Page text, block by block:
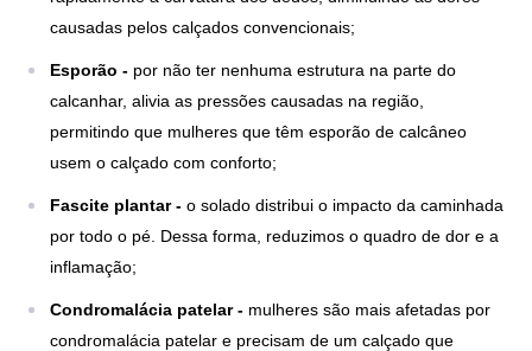
causadas pelos calçados convencionais;
Esporão - por não ter nenhuma estrutura na parte do
calcanhar, alivia as pressões causadas na região,
permitindo que mulheres que têm esporão de calcâneo
usem o calçado com conforto;
Fascite plantar - o solado distribui o impacto da caminhada
por todo o pé. Dessa forma, reduzimos o quadro de dor e a
inflamação;
Condromalácia patelar - mulheres são mais afetadas por
condromalácia patelar e precisam de um calçado que